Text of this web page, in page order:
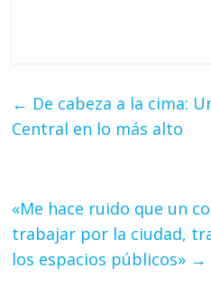
← De cabeza a la cima:
Central en lo más alto
«Me hace ruido que un
trabajar por la ciudad,
los espacios públicos» →